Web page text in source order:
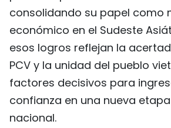
consolidando su papel como
económico en el Sudeste
esos logros reflejan la
PCV y la unidad del pueblo
factores decisivos para
confianza en una nueva
nacional.